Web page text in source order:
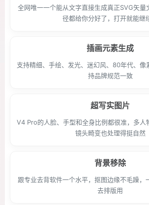
全网唯一一个能从文字直接生成真正SVG矢量
径都给你分好了，打开就能继
插画元素生成
支持精细、手绘、发光、迷幻风、80年代、像
持品牌规范一致
超写实图片
V4 Pro的人脸、手型和全身比例都很准，多人
镜头畸变也处理得挺自然
背景移除
跟专业去背软件一个水平，抠图边缘不毛躁，
去排版用